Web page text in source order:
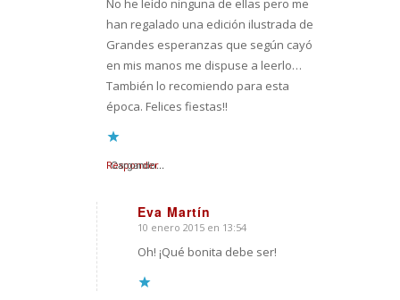
No he leído ninguna de ellas pero me
han regalado una edición ilustrada de
Grandes esperanzas que según cayó
en mis manos me dispuse a leerlo…
También lo recomiendo para esta
época. Felices fiestas!!
Cargando...
Responder
Eva Martín
Dice:
10 enero 2015 en 13:54
Oh! ¡Qué bonita debe ser!